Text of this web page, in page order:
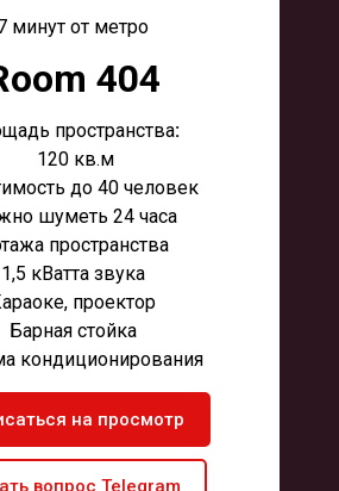
минут от метро
404
пространства:
120 кв.м
до 40 человек
шуметь 24 часа
пространства
1,5 кВатта звука
проектор
Барная стойка
кондиционирования
на просмотр
вопрос Telegram